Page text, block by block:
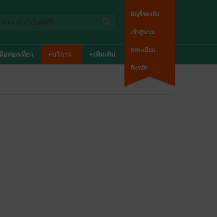
บัญชีของฉัน
เข้าสู่ระบบ
ลงทะเบียน
ลืมรหัส
อท่องเที่ยว +บริการ +เพิ่มเติม